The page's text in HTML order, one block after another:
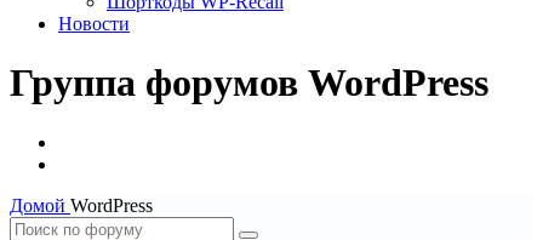
Новости
Группа форумов WordPress
Домой WordPress